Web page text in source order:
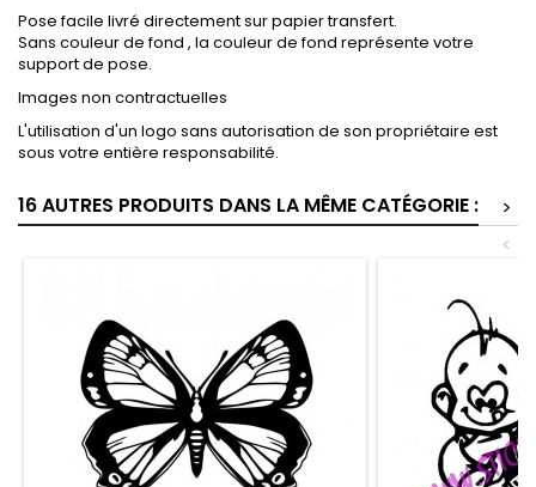
Pose facile livré directement sur papier transfert.
Sans couleur de fond , la couleur de fond représente votre
support de pose.
Images non contractuelles
L'utilisation d'un logo sans autorisation de son propriétaire est
sous votre entière responsabilité.
16 AUTRES PRODUITS DANS LA MÊME CATÉGORIE :
>
<